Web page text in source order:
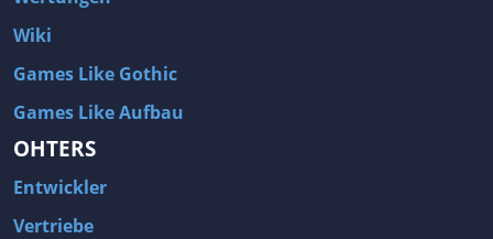
Wiki
Games Like Gothic
Games Like Aufbau
OHTERS
Entwickler
Vertriebe